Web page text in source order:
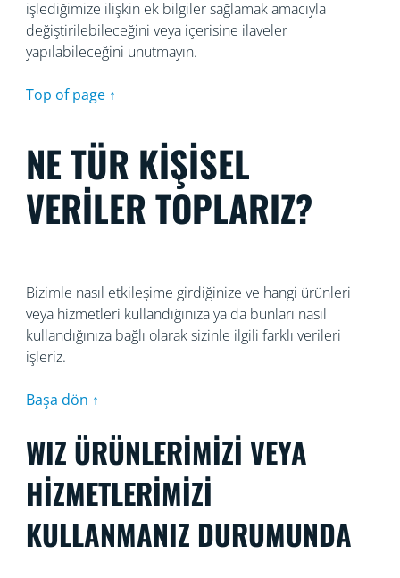
işlediğimize ilişkin ek bilgiler sağlamak amacıyla
değiştirilebileceğini veya içerisine ilaveler
yapılabileceğini unutmayın.
Top of page ↑
NE TÜR KİŞİSEL
VERİLER TOPLARIZ?
Bizimle nasıl etkileşime girdiğinize ve hangi ürünleri
veya hizmetleri kullandığınıza ya da bunları nasıl
kullandığınıza bağlı olarak sizinle ilgili farklı verileri
işleriz.
Başa dön ↑
WIZ ÜRÜNLERİMİZİ VEYA
HİZMETLERİMİZİ
KULLANMANIZ DURUMUNDA